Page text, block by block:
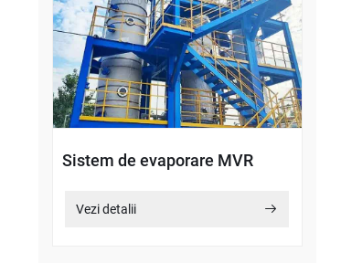
Sistem de evaporare MVR
Vezi detalii